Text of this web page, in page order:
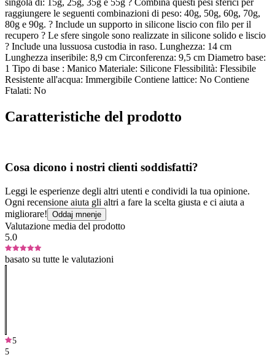
raggiungere le seguenti combinazioni di peso: 40g, 50g, 60g, 70g,
80g e 90g. ? Include un supporto in silicone liscio con filo per il
recupero ? Le sfere singole sono realizzate in silicone solido e liscio
? Include una lussuosa custodia in raso. Lunghezza: 14 cm
Lunghezza inseribile: 8,9 cm Circonferenza: 9,5 cm Diametro base:
1 Tipo di base : Manico Materiale: Silicone Flessibilità: Flessibile
Resistente all'acqua: Immergibile Contiene lattice: No Contiene
Ftalati: No
Caratteristiche del prodotto
Cosa dicono i nostri clienti soddisfatti?
Leggi le esperienze degli altri utenti e condividi la tua opinione.
Ogni recensione aiuta gli altri a fare la scelta giusta e ci aiuta a
migliorare! Oddaj mnenje
Valutazione media del prodotto
5.0
basato su tutte le valutazioni
5
5